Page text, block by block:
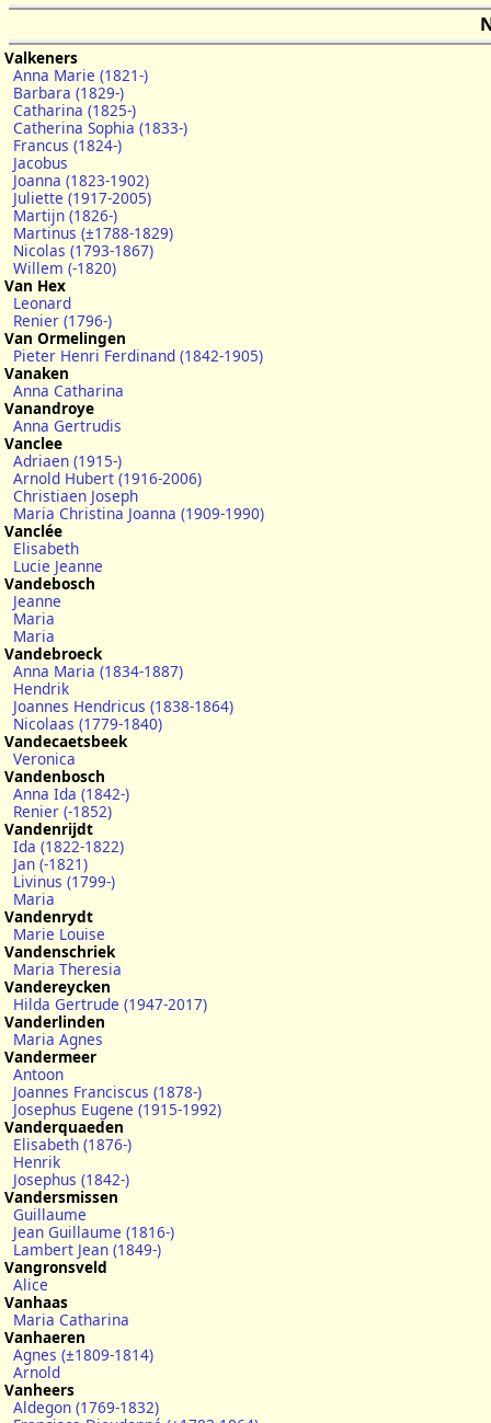
Valkeners
Anna Marie (1821-)
Barbara (1829-)
Catharina (1825-)
Catherina Sophia (1833-)
Francus (1824-)
Jacobus
Joanna (1823-1902)
Juliette (1917-2005)
Martijn (1826-)
Martinus (±1788-1829)
Nicolas (1793-1867)
Willem (-1820)
Van Hex
Leonard
Renier (1796-)
Van Ormelingen
Pieter Henri Ferdinand (1842-1905)
Vanaken
Anna Catharina
Vanandroye
Anna Gertrudis
Vanclee
Adriaen (1915-)
Arnold Hubert (1916-2006)
Christiaen Joseph
Maria Christina Joanna (1909-1990)
Vanclée
Elisabeth
Lucie Jeanne
Vandebosch
Jeanne
Maria
Maria
Vandebroeck
Anna Maria (1834-1887)
Hendrik
Joannes Hendricus (1838-1864)
Nicolaas (1779-1840)
Vandecaetsbeek
Veronica
Vandenbosch
Anna Ida (1842-)
Renier (-1852)
Vandenrijdt
Ida (1822-1822)
Jan (-1821)
Livinus (1799-)
Maria
Vandenrydt
Marie Louise
Vandenschriek
Maria Theresia
Vandereycken
Hilda Gertrude (1947-2017)
Vanderlinden
Maria Agnes
Vandermeer
Antoon
Joannes Franciscus (1878-)
Josephus Eugene (1915-1992)
Vanderquaeden
Elisabeth (1876-)
Henrik
Josephus (1842-)
Vandersmissen
Guillaume
Jean Guillaume (1816-)
Lambert Jean (1849-)
Vangronsveld
Alice
Vanhaas
Maria Catharina
Vanhaeren
Agnes (±1809-1814)
Arnold
Vanheers
Aldegon (1769-1832)